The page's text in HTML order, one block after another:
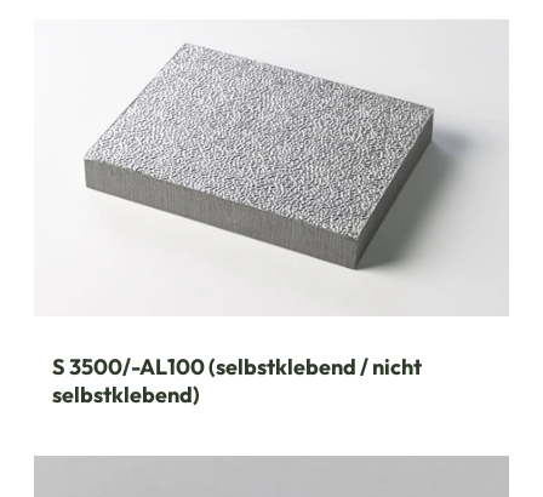
S 3500/-AL100 (selbstklebend / nicht
selbstklebend)